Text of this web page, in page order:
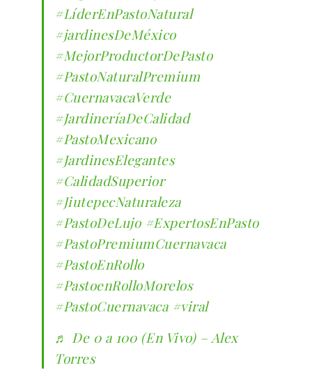
#LíderEnPastoNatural
#jardinesDeMéxico
#MejorProductorDePasto
#PastoNaturalPremium
#CuernavacaVerde
#JardineríaDeCalidad
#PastoMexicano
#JardinesElegantes
#CalidadSuperior
#JiutepecNaturaleza
#PastoDeLujo #ExpertosEnPasto
#PastoPremiumCuernavaca
#PastoEnRollo
#PastoenRolloMorelos
#PastoCuernavaca #viral
♬ De 0 a 100 (En Vivo) – Alex
Torres